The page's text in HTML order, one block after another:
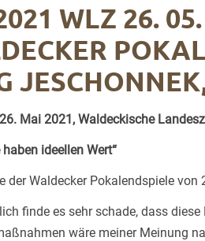
WLZ 26.
Mai 2021, Waldeckische
haben ideellen Wert“
der Waldecker Pokalendspiele von
finde es sehr schade, dass
wäre meiner Meinung